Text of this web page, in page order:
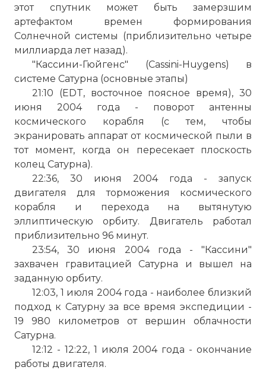
этот спутник может быть замерзшим
артефактом времен формирования
Солнечной системы (приблизительно четыре
миллиарда лет назад).
"Кассини-Гюйгенс" (Cassini-Huygens) в
системе Сатурна (основные этапы)
21:10 (EDT, восточное поясное время), 30
июня 2004 года - поворот антенны
космического корабля (с тем, чтобы
экранировать аппарат от космической пыли в
тот момент, когда он пересекает плоскость
колец Сатурна).
22:36, 30 июня 2004 года - запуск
двигателя для торможения космического
корабля и перехода на вытянутую
эллиптическую орбиту. Двигатель работал
приблизительно 96 минут.
23:54, 30 июня 2004 года - "Кассини"
захвачен гравитацией Сатурна и вышел на
заданную орбиту.
12:03, 1 июля 2004 года - наиболее близкий
подход к Сатурну за все время экспедиции -
19 980 километров от вершин облачности
Сатурна.
12:12 - 12:22, 1 июля 2004 года - окончание
работы двигателя.
Кольца Сатурна через которые Кассини
пролетал.
Фото статьи: